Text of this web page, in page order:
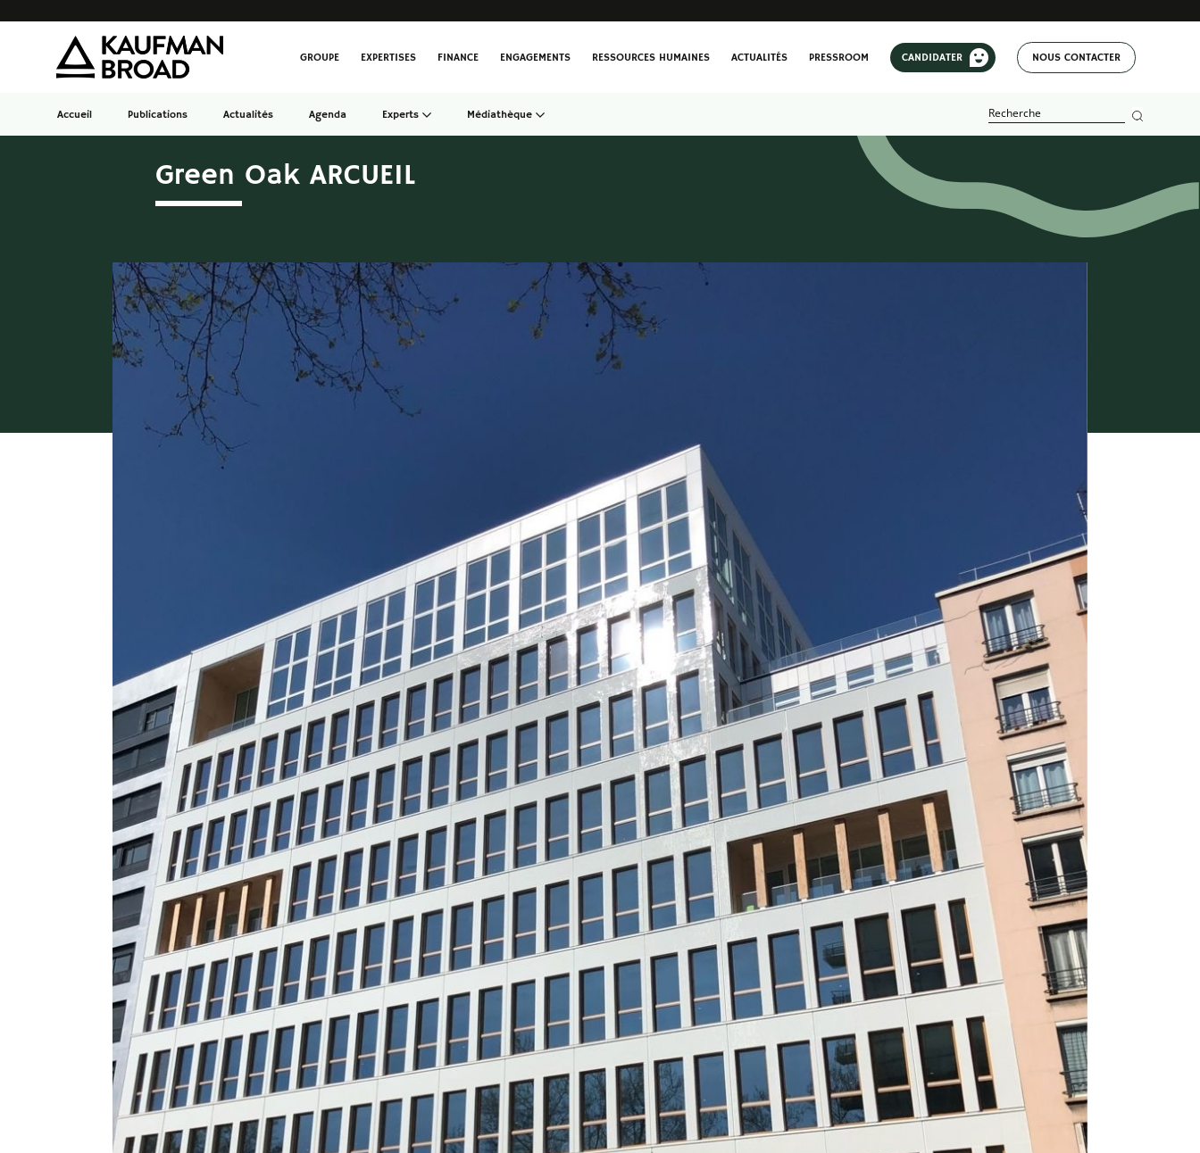
GROUPE EXPERTISES FINANCE ENGAGEMENTS RESSOURCES HUMAINES ACTUALITÉS PRESSROOM CANDIDATER NOUS CONTACTER
Accueil Publications Actualités Agenda Experts Médiathèque
Green Oak ARCUEIL